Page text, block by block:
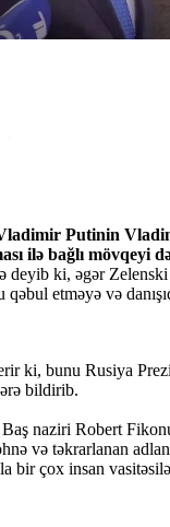
Putinin
ilə bağlı mövqeyi
deyib ki, əgər
etməyə və
ki, bunu Rusiya
bildirib.
naziri Robert
və təkrarlanan
bir çox insan